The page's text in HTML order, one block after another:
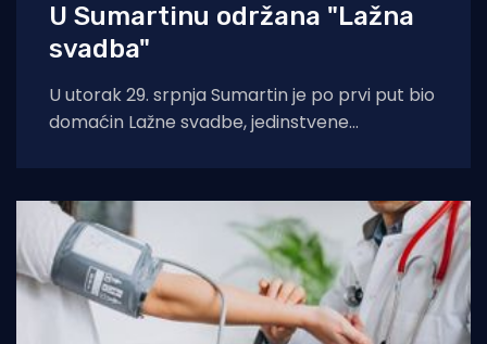
U Sumartinu održana "Lažna
svadba"
U utorak 29. srpnja Sumartin je po prvi put bio
domaćin Lažne svadbe, jedinstvene